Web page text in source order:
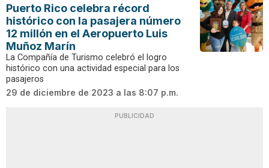
Puerto Rico celebra récord
histórico con la pasajera número
12 millón en el Aeropuerto Luis
Muñoz Marín
La Compañía de Turismo celebró el logro
histórico con una actividad especial para los
pasajeros
29 de diciembre de 2023 a las 8:07 p.m.
PUBLICIDAD